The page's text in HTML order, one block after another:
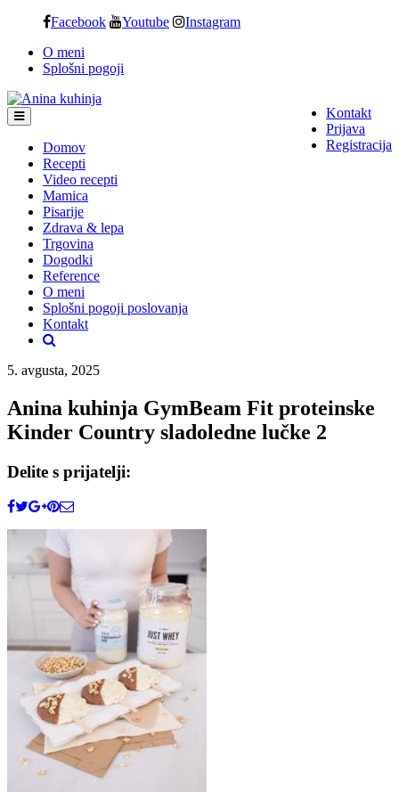
content
Facebook Youtube Instagram
O meni
Splošni pogoji
Kontakt
Prijava
Registracija
Domov
Recepti
Video recepti
Mamica
Pisarije
Zdrava & lepa
Trgovina
Dogodki
Reference
O meni
Splošni pogoji poslovanja
Kontakt
5. avgusta, 2025
Anina kuhinja GymBeam Fit proteinske
Kinder Country sladoledne lučke 2
Delite s prijatelji: